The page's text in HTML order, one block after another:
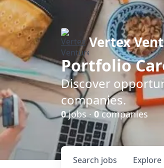
Vertex
Portfolio
Discover
companies.
0jobs · 0companies
Search jobs Explore